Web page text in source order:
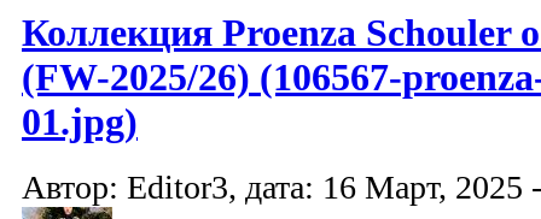
Коллекция Proenza Schouler
(FW-2025/26) (106567-
01.jpg)
Автор: Editor3, дата: 16 Март, 2025